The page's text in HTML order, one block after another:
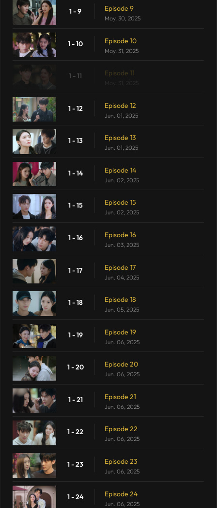
1 - 9 Episode 9
May. 30, 2025
1 - 10 Episode 10
May. 31, 2025
1 - 11 Episode 11
1 - 12 Episode 12
Jun. 01, 2025
1 - 13 Episode 13
Jun. 01, 2025
1 - 14 Episode 14
Jun. 02, 2025
1 - 15 Episode 15
Jun. 02, 2025
1 - 16 Episode 16
Jun. 03, 2025
1 - 17 Episode 17
Jun. 04, 2025
1 - 18 Episode 18
Jun. 05, 2025
1 - 19 Episode 19
Jun. 06, 2025
1 - 20 Episode 20
Jun. 06, 2025
1 - 21 Episode 21
Jun. 06, 2025
1 - 22 Episode 22
Jun. 06, 2025
1 - 23 Episode 23
Jun. 06, 2025
1 - 24 Episode 24
Jun. 06, 2025